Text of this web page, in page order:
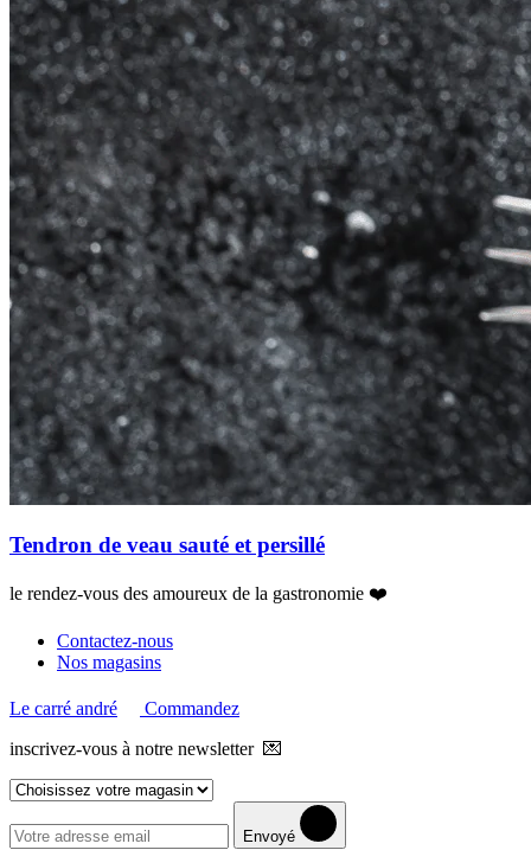
Tendron de veau sauté et persillé
le rendez-vous des amoureux de la gastronomie ❤️
Contactez-nous
Nos magasins
Le carré andré
Commandez
inscrivez-vous à notre newsletter 💌
Envoyé